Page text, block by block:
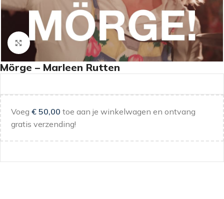
Klik om te vergroten
Mörge – Marleen Rutten
Voeg € 50,00 toe aan je winkelwagen en ontvang
gratis verzending!